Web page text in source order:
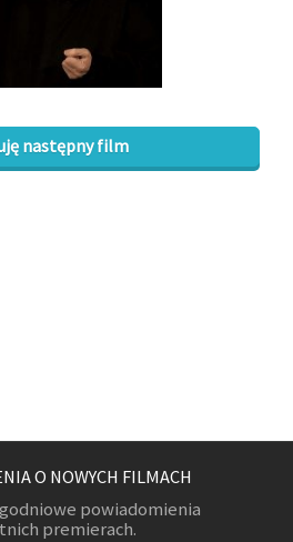
NEWSLETTER
następny film
O NOWYCH FILMACH
powiadomienia
premierach.